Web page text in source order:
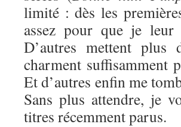
limité : dès les
assez pour que je
D’autres mettent
charment suffisamment
Et d’autres enfin me
Sans plus attendre, je
titres récemment parus.